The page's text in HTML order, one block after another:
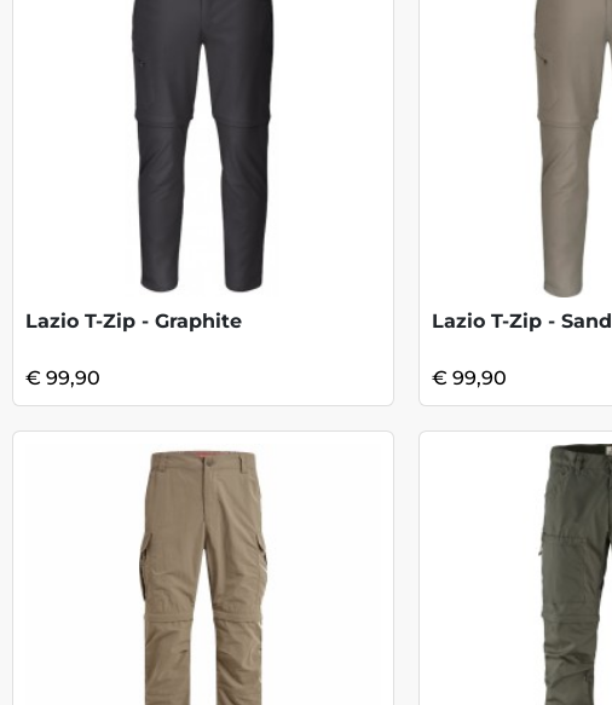
Lazio T-Zip - Graphite
€ 99,90
Lazio T-Zip - Sand
€ 99,90